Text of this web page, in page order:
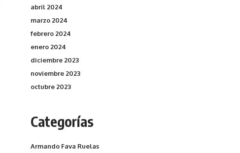
abril 2024
marzo 2024
febrero 2024
enero 2024
diciembre 2023
noviembre 2023
octubre 2023
Categorías
Armando Fava Ruelas